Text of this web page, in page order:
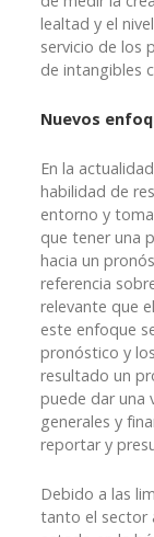
lealtad y el
servicio de los
de intangibles
Nuevos
En la
habilidad de
entorno y
que tener una
hacia un
referencia
relevante que
este enfoque
pronóstico y
resultado un
puede dar una
generales y
reportar y
Debido a las
tanto el sector